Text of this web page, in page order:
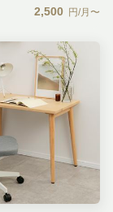
2,500 円/月〜